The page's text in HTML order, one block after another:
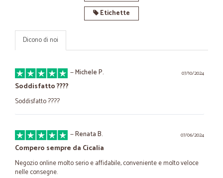
Etichette
Dicono di noi
07/10/2024
—Michele P.
Soddisfatto ????
Soddisfatto ????
07/06/2024
—Renata B.
Compero sempre da Cicalia
Negozio online molto serio e affidabile, conveniente e molto veloce
nelle consegne.